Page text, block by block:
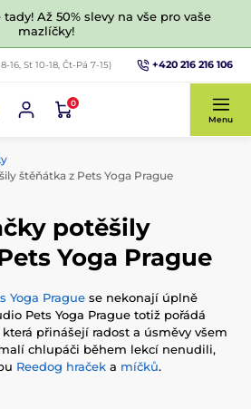
Až 50% slevy na vše pro vaše
mazlíčky!
16, St 10-18, Čt-Pá 7-15) +420 216 216 106
0
Menu
štěňátka z Pets Yoga Prague
potěšily
Yoga Prague
Yoga Prague se nekonají úplně
Pets Yoga Prague totiž pořádá
přinášejí radost a úsměvy všem
chlupáči během lekcí nenudili,
Reedog hraček a míčků.